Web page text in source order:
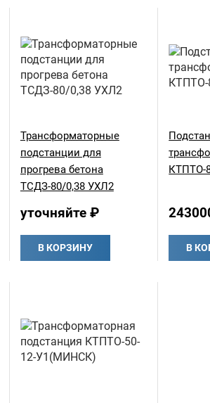
Трансформаторные
подстанции для
прогрева бетона
ТСДЗ-80/0,38 УХЛ2
уточняйте ₽
В КОРЗИНУ
КТПТО-
В